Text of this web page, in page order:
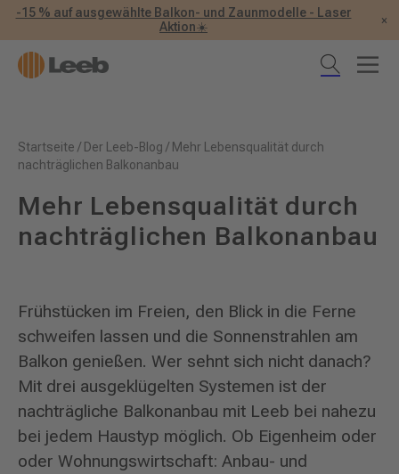
-15 % auf ausgewählte Balkon- und Zaunmodelle - Laser
Aktion☀️
×
Startseite / Der Leeb-Blog / Mehr Lebensqualität durch
nachträglichen Balkonanbau
Mehr Lebensqualität durch
nachträglichen Balkonanbau
Frühstücken im Freien, den Blick in die Ferne
schweifen lassen und die Sonnenstrahlen am
Balkon genießen. Wer sehnt sich nicht danach?
Mit drei ausgeklügelten Systemen ist der
nachträgliche Balkonanbau mit Leeb bei nahezu
bei jedem Haustyp möglich. Ob Eigenheim oder
oder Wohnungswirtschaft: Anbau- und